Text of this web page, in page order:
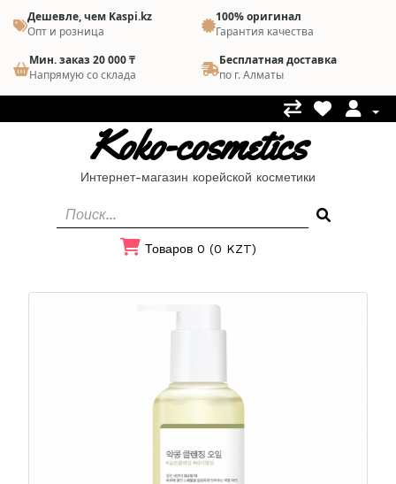
Дешевле, чем Kaspi.kz
Опт и розница
100% оригинал
Гарантия качества
Мин. заказ 20 000 ₸
Напрямую со склада
Бесплатная доставка
по г. Алматы
Koko-cosmetics
Интернет-магазин корейской косметики
Товаров 0 (0 KZT)